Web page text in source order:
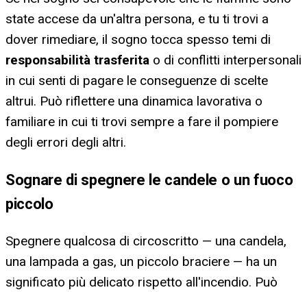
state accese da un'altra persona, e tu ti trovi a
dover rimediare, il sogno tocca spesso temi di
responsabilità trasferita o di conflitti interpersonali
in cui senti di pagare le conseguenze di scelte
altrui. Può riflettere una dinamica lavorativa o
familiare in cui ti trovi sempre a fare il pompiere
degli errori degli altri.
Sognare di spegnere le candele o un fuoco
piccolo
Spegnere qualcosa di circoscritto — una candela,
una lampada a gas, un piccolo braciere — ha un
significato più delicato rispetto all'incendio. Può